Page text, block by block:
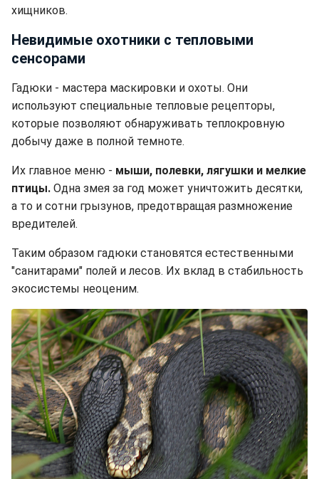
хищников.
Невидимые охотники с тепловыми
сенсорами
Гадюки - мастера маскировки и охоты. Они
используют специальные тепловые рецепторы,
которые позволяют обнаруживать теплокровную
добычу даже в полной темноте.
Их главное меню - мыши, полевки, лягушки и мелкие
птицы. Одна змея за год может уничтожить десятки,
а то и сотни грызунов, предотвращая размножение
вредителей.
Таким образом гадюки становятся естественными
"санитарами" полей и лесов. Их вклад в стабильность
экосистемы неоценим.